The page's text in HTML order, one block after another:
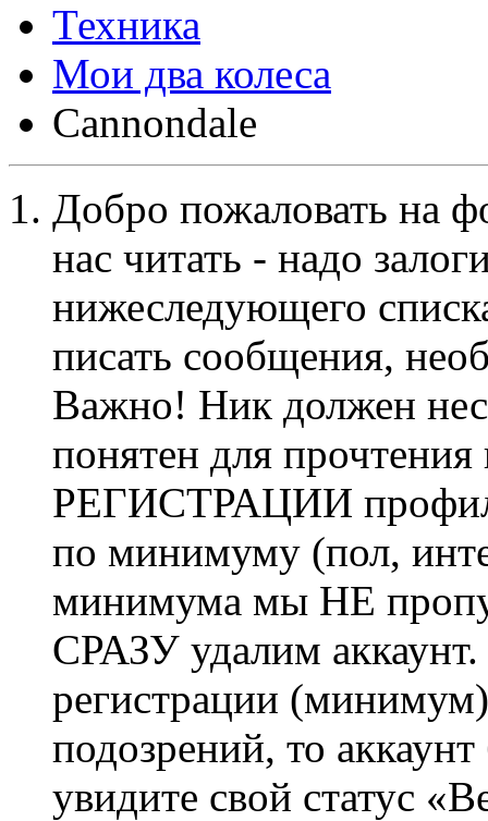
Техника
Мои два колеса
Cannondale
Добро пожаловать на
нас читать - надо
нижеследующего
писать сообщения,
Важно! Ник должен
понятен для
РЕГИСТРАЦИИ профиль
по минимуму (пол,
минимума мы НЕ
СРАЗУ удалим
регистрации
подозрений, то
увидите свой статус